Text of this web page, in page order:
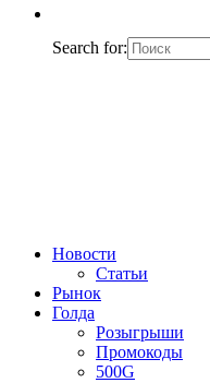
Search for:
Новости
Статьи
Рынок
Голда
Розыгрыши
Промокоды
500G